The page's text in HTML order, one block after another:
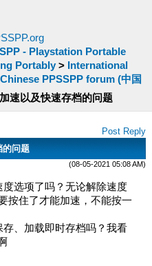
- Playstation Portable
Portably> International
Chinese PPSSPP forum (中国
速以及快速存档的问题
Post Reply
的问题
(08-05-2021 05:08 AM)
选项了吗？无论解除速度
按住了才能加速，不能按一
、加载即时存档吗？我看